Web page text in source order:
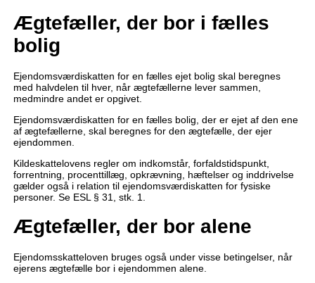
Ægtefæller, der bor i fælles
bolig
Ejendomsværdiskatten for en fælles ejet bolig skal beregnes
med halvdelen til hver, når ægtefællerne lever sammen,
medmindre andet er opgivet.
Ejendomsværdiskatten for en fælles bolig, der er ejet af den ene
af ægtefællerne, skal beregnes for den ægtefælle, der ejer
ejendommen.
Kildeskattelovens regler om indkomstår, forfaldstidspunkt,
forrentning, procenttillæg, opkrævning, hæftelser og inddrivelse
gælder også i relation til ejendomsværdiskatten for fysiske
personer. Se ESL § 31, stk. 1.
Ægtefæller, der bor alene
Ejendomsskatteloven bruges også under visse betingelser, når
ejerens ægtefælle bor i ejendommen alene.